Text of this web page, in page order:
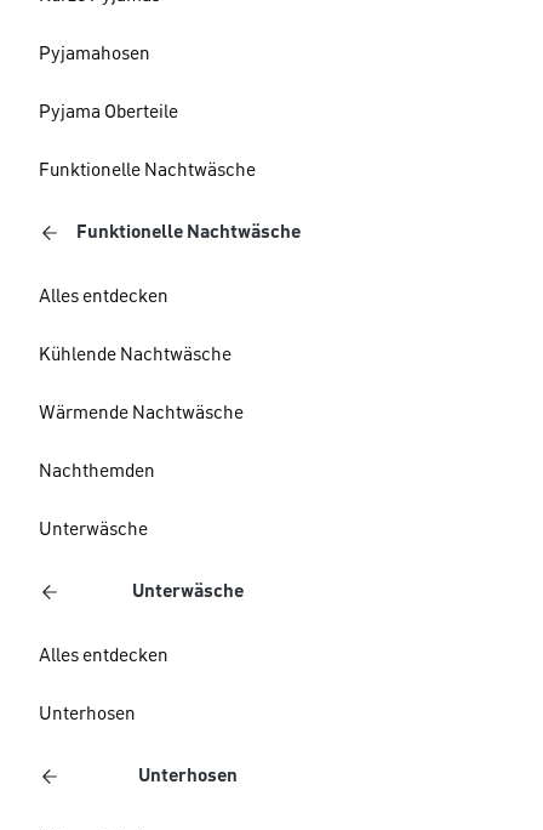
Pyjamahosen
Pyjama Oberteile
Funktionelle Nachtwäsche
Funktionelle Nachtwäsche
Alles entdecken
Kühlende Nachtwäsche
Wärmende Nachtwäsche
Nachthemden
Unterwäsche
Unterwäsche
Alles entdecken
Unterhosen
Unterhosen